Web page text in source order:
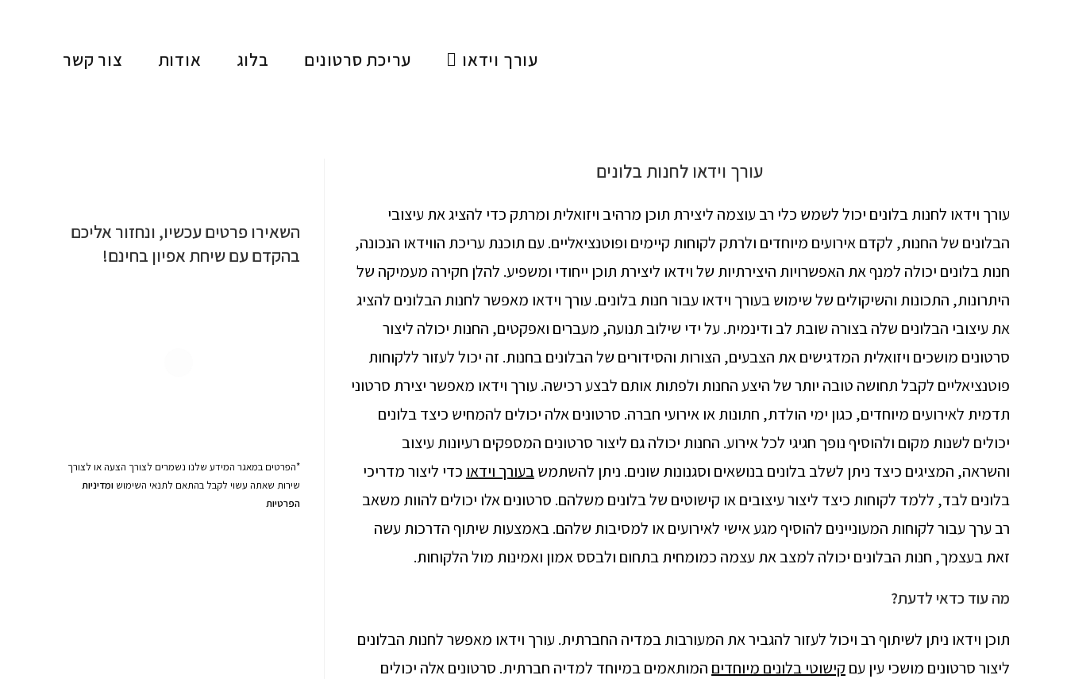
עורך וידאו עריכת סרטונים בלוג אודות צור קשר
עורך וידאו לחנות בלונים
עורך וידאו לחנות בלונים יכול לשמש כלי רב עוצמה ליצירת תוכן מרהיב ויזואלית ומרתק כדי להציג את עיצובי
הבלונים של החנות, לקדם אירועים מיוחדים ולרתק לקוחות קיימים ופוטנציאליים. עם תוכנת עריכת הווידאו הנכונה,
חנות בלונים יכולה למנף את האפשרויות היצירתיות של וידאו ליצירת תוכן ייחודי ומשפיע. להלן חקירה מעמיקה של
היתרונות, התכונות והשיקולים של שימוש בעורך וידאו עבור חנות בלונים. עורך וידאו מאפשר לחנות הבלונים להציג
את עיצובי הבלונים שלה בצורה שובת לב ודינמית. על ידי שילוב תנועה, מעברים ואפקטים, החנות יכולה ליצור
סרטונים מושכים ויזואלית המדגישים את הצבעים, הצורות והסידורים של הבלונים בחנות. זה יכול לעזור ללקוחות
פוטנציאליים לקבל תחושה טובה יותר של היצע החנות ולפתות אותם לבצע רכישה. עורך וידאו מאפשר יצירת סרטוני
תדמית לאירועים מיוחדים, כגון ימי הולדת, חתונות או אירועי חברה. סרטונים אלה יכולים להמחיש כיצד בלונים
יכולים לשנות מקום ולהוסיף נופך חגיגי לכל אירוע. החנות יכולה גם ליצור סרטונים המספקים רעיונות עיצוב
והשראה, המציגים כיצד ניתן לשלב בלונים בנושאים וסגנונות שונים. ניתן להשתמשבעורך וידאו כדי ליצור מדריכי
בלונים לבד, ללמד לקוחות כיצד ליצור עיצובים או קישוטים של בלונים משלהם. סרטונים אלו יכולים להוות משאב
רב ערך עבור לקוחות המעוניינים להוסיף מגע אישי לאירועים או למסיבות שלהם. באמצעות שיתוף הדרכות עשה
זאת בעצמך, חנות הבלונים יכולה למצב את עצמה כמומחית בתחום ולבסס אמון ואמינות מול הלקוחות.
מה עוד כדאי לדעת?
תוכן וידאו ניתן לשיתוף רב ויכול לעזור להגביר את המעורבות במדיה החברתית. עורך וידאו מאפשר לחנות הבלונים
ליצור סרטונים מושכי עין עם קישוטי בלונים מיוחדים המותאמים במיוחד למדיה חברתית. סרטונים אלה יכולים
השאירו פרטים עכשיו, ונחזור אליכם
בהקדם עם שיחת אפיון בחינם!
*הפרטים במאגר המידע שלנו נשמרים לצורך הצעה או לצורך
שירות שאתה עשוי לקבל בהתאם לתנאי השימוש ומדיניות
הפרטיות